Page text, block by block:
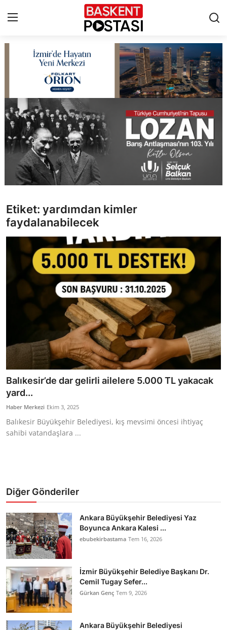
Çerez Politikası
Künye
Ankara
TBMM
Cumhurbaşkanlığı
Bakanlıklar
Siyasi Partiler
Mülki İdare
Toplum ve Yaşam
Sivil Toplum Kuruluşları
Kamu Kurumları ve Üst Kurullar
Resmi Reklamlar
Etiket: yardımdan kimler
faydalanabilecek
Balıkesir’de dar gelirli ailelere 5.000 TL yakacak
yard...
Haber Merkezi Ekim 3, 2025
Balıkesir Büyükşehir Belediyesi, kış mevsimi öncesi ihtiyaç
sahibi vatandaşlara ...
Diğer Gönderiler
Ankara Büyükşehir Belediyesi Yaz
Boyunca Ankara Kalesi ...
ebubekirbastama Tem 16, 2026
İzmir Büyükşehir Belediye Başkanı Dr.
Cemil Tugay Sefer...
Gürkan Genç Tem 9, 2026
Ankara Büyükşehir Belediyesi